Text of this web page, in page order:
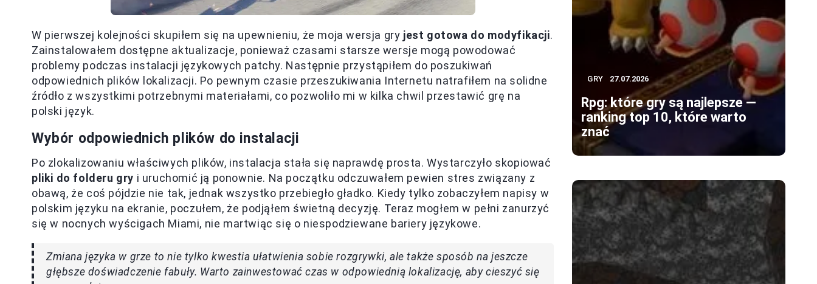
W pierwszej kolejności skupiłem się na upewnieniu, że moja wersja gry jest gotowa do modyfikacji.
Zainstalowałem dostępne aktualizacje, ponieważ czasami starsze wersje mogą powodować
problemy podczas instalacji językowych patchy. Następnie przystąpiłem do poszukiwań
odpowiednich plików lokalizacji. Po pewnym czasie przeszukiwania Internetu natrafiłem na solidne
źródło z wszystkimi potrzebnymi materiałami, co pozwoliło mi w kilka chwil przestawić grę na
polski język.
Wybór odpowiednich plików do instalacji
Po zlokalizowaniu właściwych plików, instalacja stała się naprawdę prosta. Wystarczyło skopiować
pliki do folderu gry i uruchomić ją ponownie. Na początku odczuwałem pewien stres związany z
obawą, że coś pójdzie nie tak, jednak wszystko przebiegło gładko. Kiedy tylko zobaczyłem napisy w
polskim języku na ekranie, poczułem, że podjąłem świetną decyzję. Teraz mogłem w pełni zanurzyć
się w nocnych wyścigach Miami, nie martwiąc się o niespodziewane bariery językowe.
Zmiana języka w grze to nie tylko kwestia ułatwienia sobie rozgrywki, ale także sposób na jeszcze
głębsze doświadczenie fabuły. Warto zainwestować czas w odpowiednią lokalizację, aby cieszyć się
GRY 27.07.2026
Rpg: które gry są najlepsze —
ranking top 10, które warto
znać